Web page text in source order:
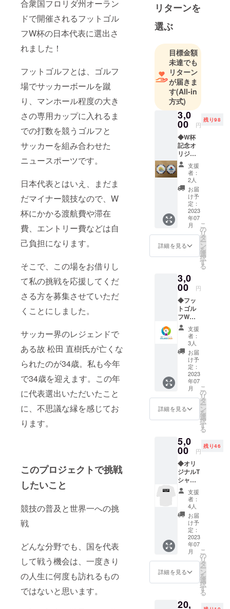
合衆国フロリダ州オーラン
ドで開催されるフットゴル
フW杯の日本代表に選出さ
れました！
フットゴルフとは、ゴルフ
場でサッカーボールを蹴
り、マンホール程度の大き
さの専用カップに入れるま
での打数を競うゴルフと
サッカーを組み合わせた
ニュースポーツです。
日本代表とはいえ、まだま
だマイナー競技なので、W
杯にかかる渡航費や滞在
費、エントリー費などは自
己負担になります。
そこで、この場をお借りし
て私の挑戦を応援してくだ
さる方を募集させていただ
くことにしました。
サッカー界のレジェンドで
ある故 松田 直樹氏が亡くな
られたのが34歳。私も今年
で34歳を迎えます。この年
に代表選出いただいたこと
に、不思議な縁を感じてお
ります。
このプロジェクトで挑戦
したいこと
競技の普及と世界一への挑
戦
どんな分野でも、国を代表
して戦う機会は、一度きり
の人生に何度も訪れるもの
ではないと思います。
リターンを
選ぶ
目標金額
未達でも
リターン
が届きま
す(All-in
方式)
3,0
00 円
残り98
◆W杯
記念オ
リジナ
ルフッ
トゴル
フマー
カー こ
の機会
にフッ
トゴル
フをぜ
ひプ
レーし
て欲し
い！そ
んな気
支援の
お礼と
して形
にした
もので
す！
フット
ゴルフ
ではゴ
ルフと
同じよ
うに
ボール
の位置
をマー
クして
移動さ
す。 ゴ
ルフで
は基本
的にグ
リーン
上でし
かボー
ルマー
クを行
いませ
んが、
フット
ゴルフ
では
フェア
ウェイ
やラフ
を行う
支援
者：
2人
お届
け予
定：
2023
年07
月
詳細を見る
こ
の
リ
タ
ー
ン
を
選
択
す
る
3,0
00 円
◆フッ
トゴル
フW杯
の活動
報告 W
杯オー
ランド
大会の
様子や
体験し
たこと
などを
まとめ
た活動
レポー
トをお
ます。
競技に
関する
ことだ
けでは
なく、
レセプ
ション
パー
ティや
表彰式
の様子
などW
杯全体
がどの
ように
作り込
いった
支援
者：
3人
お届
け予
定：
2023
年07
月
詳細を見る
こ
の
リ
タ
ー
ン
を
選
択
す
る
5,0
00 円
残り46
◆オリ
ジナルT
シャツ
「OREI
SIOS」
バー
ジョン
私が所
属する
Barbar
Footgol
f Clubよ
り、W
杯出場
を記念
リジナ
支援
者：
4人
お届
け予
定：
2023
年07
月
詳細を見る
こ
の
リ
タ
ー
ン
を
選
択
す
る
20,